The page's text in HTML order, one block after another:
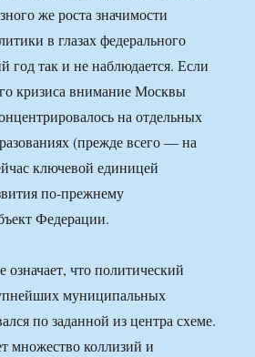
же роста значимости
в глазах федерального
год так и не наблюдается. Если
кризиса внимание Москвы
на отдельных
(прежде всего — на
ключевой единицей
по-прежнему
Федерации.
означает, что политический
муниципальных
по заданной из центра схеме.
множество коллизий и